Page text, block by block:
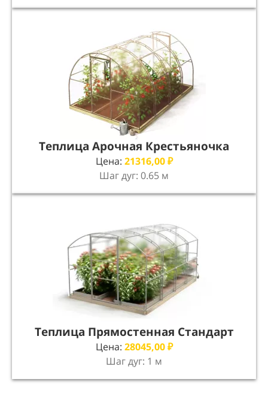
Теплица Арочная Крестьяночка
Цена: 21316,00 ₽
Шаг дуг: 0.65 м
Теплица Прямостенная Стандарт
Цена: 28045,00 ₽
Шаг дуг: 1 м